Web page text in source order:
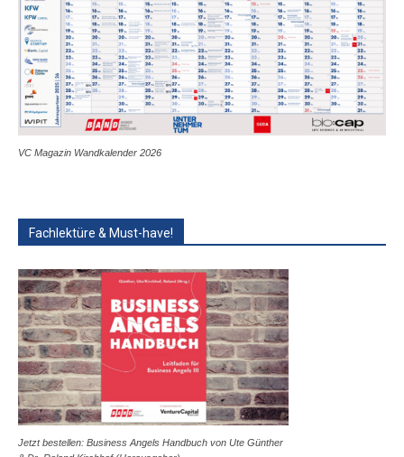
VC Magazin Wandkalender 2026
Fachlektüre & Must-have!
Jetzt bestellen: Business Angels Handbuch von Ute Günther